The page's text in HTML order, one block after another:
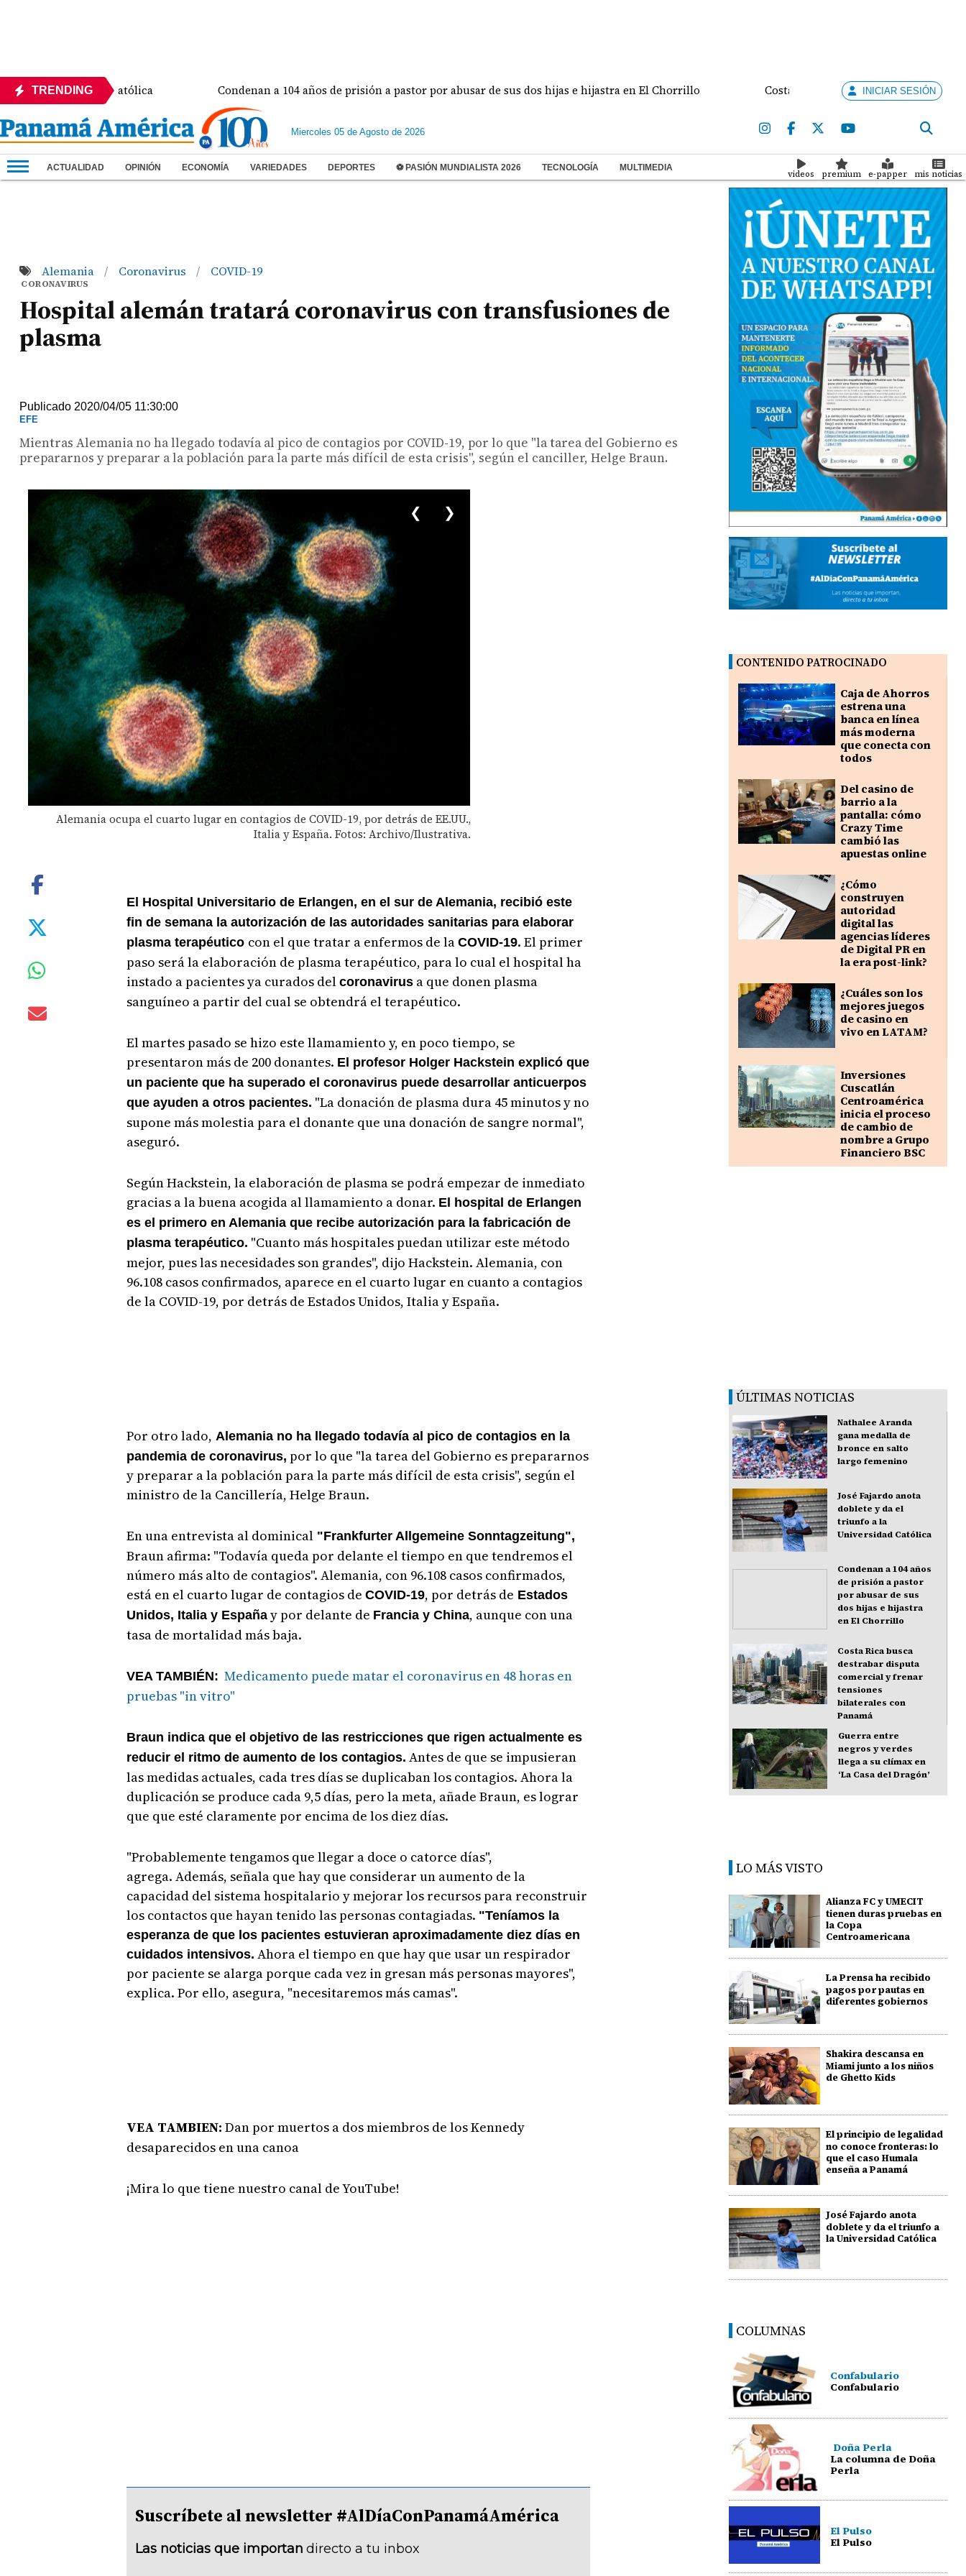
TRENDING
Universidad Católica Condenan a 104 años de prisión a pastor por abusar de sus dos hijas e hijastra en El Chorrillo Costa Rica busca destrabar disputa
INICIAR SESIÓN
Miercoles 05 de Agosto de 2026
ACTUALIDAD OPINIÓN ECONOMÍA VARIEDADES DEPORTES ⚽ PASIÓN MUNDIALISTA 2026 TECNOLOGÍA MULTIMEDIA
videos premium e-papper mis noticias
Alemania / Coronavirus / COVID-19
CORONAVIRUS
Hospital alemán tratará coronavirus con transfusiones de
plasma
Publicado 2020/04/05 11:30:00
EFE
Mientras Alemania no ha llegado todavía al pico de contagios por COVID-19, por lo que "la tarea del Gobierno es
prepararnos y preparar a la población para la parte más difícil de esta crisis", según el canciller, Helge Braun.
Alemania ocupa el cuarto lugar en contagios de COVID-19, por detrás de EE.UU.,
Italia y España. Fotos: Archivo/Ilustrativa.
❮ ❯
El Hospital Universitario de Erlangen, en el sur de Alemania, recibió este
fin de semana la autorización de las autoridades sanitarias para elaborar
plasma terapéutico con el que tratar a enfermos de la COVID-19. El primer
paso será la elaboración de plasma terapéutico, para lo cual el hospital ha
instado a pacientes ya curados del coronavirusa que donen plasma
sanguíneo a partir del cual se obtendrá el terapéutico.
El martes pasado se hizo este llamamiento y, en poco tiempo, se
presentaron más de 200 donantes. El profesor Holger Hackstein explicó que
un paciente que ha superado el coronavirus puede desarrollar anticuerpos
que ayuden a otros pacientes. "La donación de plasma dura 45 minutos y no
supone más molestia para el donante que una donación de sangre normal",
aseguró.
Según Hackstein, la elaboración de plasma se podrá empezar de inmediato
gracias a la buena acogida al llamamiento a donar. El hospital de Erlangen
es el primero en Alemania que recibe autorización para la fabricación de
plasma terapéutico. "Cuanto más hospitales puedan utilizar este método
mejor, pues las necesidades son grandes", dijo Hackstein. Alemania, con
96.108 casos confirmados, aparece en el cuarto lugar en cuanto a contagios
de la COVID-19, por detrás de Estados Unidos, Italia y España.
Por otro lado, Alemania no ha llegado todavía al pico de contagios en la
pandemia de coronavirus, por lo que "la tarea del Gobierno es prepararnos
y preparar a la población para la parte más difícil de esta crisis", según el
ministro de la Cancillería, Helge Braun.
En una entrevista al dominical "Frankfurter Allgemeine Sonntagzeitung",
Braun afirma: "Todavía queda por delante el tiempo en que tendremos el
número más alto de contagios". Alemania, con 96.108 casos confirmados,
está en el cuarto lugar de contagios de COVID-19, por detrás de Estados
Unidos, Italia y Españay por delante de Francia y China, aunque con una
tasa de mortalidad más baja.
VEA TAMBIÉN: Medicamento puede matar el coronavirus en 48 horas en
pruebas "in vitro"
Braun indica que el objetivo de las restricciones que rigen actualmente es
reducir el ritmo de aumento de los contagios. Antes de que se impusieran
las medidas actuales, cada tres días se duplicaban los contagios. Ahora la
duplicación se produce cada 9,5 días, pero la meta, añade Braun, es lograr
que que esté claramente por encima de los diez días.
"Probablemente tengamos que llegar a doce o catorce días",
agrega. Además, señala que hay que considerar un aumento de la
capacidad del sistema hospitalario y mejorar los recursos para reconstruir
los contactos que hayan tenido las personas contagiadas. "Teníamos la
esperanza de que los pacientes estuvieran aproximadamente diez días en
cuidados intensivos. Ahora el tiempo en que hay que usar un respirador
por paciente se alarga porque cada vez in gresan más personas mayores",
explica. Por ello, asegura, "necesitaremos más camas".
VEA TAMBIEN: Dan por muertos a dos miembros de los Kennedy
desaparecidos en una canoa
¡Mira lo que tiene nuestro canal de YouTube!
Suscríbete al newsletter #AlDíaConPanamáAmérica
Las noticias que importan directo a tu inbox
CONTENIDO PATROCINADO
Caja de Ahorros
estrena una
banca en línea
más moderna
que conecta con
todos
Del casino de
barrio a la
pantalla: cómo
Crazy Time
cambió las
apuestas online
¿Cómo
construyen
autoridad
digital las
agencias líderes
de Digital PR en
la era post-link?
¿Cuáles son los
mejores juegos
de casino en
vivo en LATAM?
Inversiones
Cuscatlán
Centroamérica
inicia el proceso
de cambio de
nombre a Grupo
Financiero BSC
ÚLTIMAS NOTICIAS
Nathalee Aranda
gana medalla de
bronce en salto
largo femenino
José Fajardo anota
doblete y da el
triunfo a la
Universidad Católica
Condenan a 104 años
de prisión a pastor
por abusar de sus
dos hijas e hijastra
en El Chorrillo
Costa Rica busca
destrabar disputa
comercial y frenar
tensiones
bilaterales con
Panamá
Guerra entre
negros y verdes
llega a su clímax en
‘La Casa del Dragón’
LO MÁS VISTO
Alianza FC y UMECIT
tienen duras pruebas en
la Copa
Centroamericana
La Prensa ha recibido
pagos por pautas en
diferentes gobiernos
Shakira descansa en
Miami junto a los niños
de Ghetto Kids
El principio de legalidad
no conoce fronteras: lo
que el caso Humala
enseña a Panamá
José Fajardo anota
doblete y da el triunfo a
la Universidad Católica
COLUMNAS
Confabulario
Confabulario
Doña Perla
La columna de Doña
Perla
El Pulso
El Pulso